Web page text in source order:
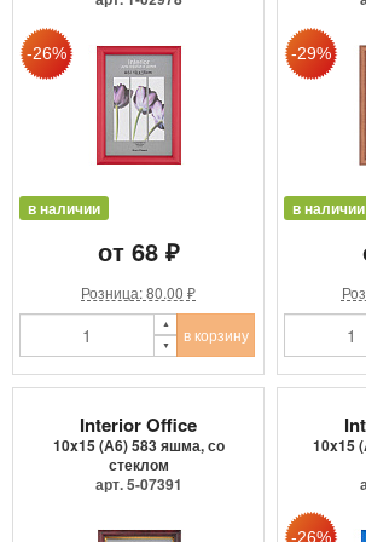
в наличии
от 68 ₽
Розница: 80.00 ₽
в корзину
в наличии
Interior Office
10x15 (А6) 583 яшма, со
стеклом
арт. 5-07391
10x15